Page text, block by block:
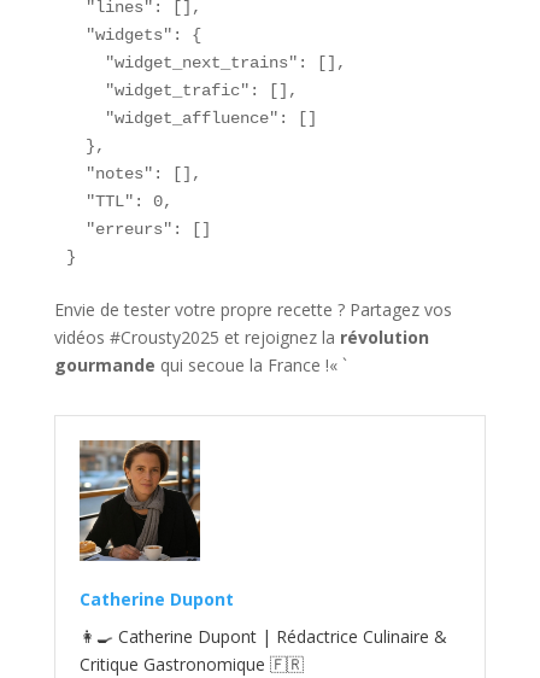
  "lines": [],
  "widgets": {
    "widget_next_trains": [],
    "widget_trafic": [],
    "widget_affluence": []
  },
  "notes": [],
  "TTL": 0,
  "erreurs": []
}
Envie de tester votre propre recette ? Partagez vos
vidéos #Crousty2025 et rejoignez la révolution
gourmande qui secoue la France !« `
Catherine Dupont
👩‍🍳 Catherine Dupont | Rédactrice Culinaire &
Critique Gastronomique 🇫🇷